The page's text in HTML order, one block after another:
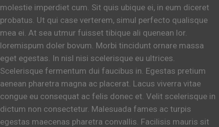
molestie imperdiet cum. Sit quis ubique ei, in eum diceret
probatus. Ut qui case verterem, simul perfecto qualisque
mea ei. At sea utmur fuisset tibique ali quenean lor.
loremispum doler bovum. Morbi tincidunt ornare massa
eget egestas. In nisl nisi scelerisque eu ultrices.
Scelerisque fermentum dui faucibus in. Egestas pretium
aenean pharetra magna ac placerat. Lacus viverra vitae
congue eu consequat ac felis donec et. Velit scelerisque in
dictum non consectetur. Malesuada fames ac turpis
egestas maecenas pharetra convallis. Facilisis mauris sit